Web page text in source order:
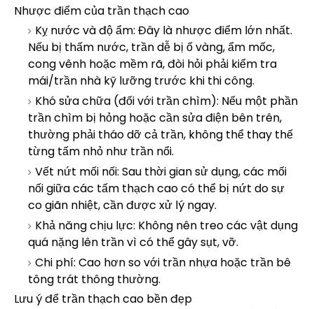
Nhược điểm của trần thạch cao
Kỵ nước và độ ẩm: Đây là nhược điểm lớn nhất.
Nếu bị thấm nước, trần dễ bị ố vàng, ẩm mốc,
cong vênh hoặc mềm rã, đòi hỏi phải kiểm tra
mái/trần nhà kỹ lưỡng trước khi thi công.
Khó sửa chữa (đối với trần chìm): Nếu một phần
trần chìm bị hỏng hoặc cần sửa điện bên trên,
thường phải tháo dỡ cả trần, không thể thay thế
từng tấm nhỏ như trần nổi.
Vết nứt mối nối: Sau thời gian sử dụng, các mối
nối giữa các tấm thạch cao có thể bị nứt do sự
co giãn nhiệt, cần được xử lý ngay.
Khả năng chịu lực: Không nên treo các vật dụng
quá nặng lên trần vì có thể gây sụt, vỡ.
Chi phí: Cao hơn so với trần nhựa hoặc trần bê
tông trát thông thường.
Lưu ý để trần thạch cao bền đẹp